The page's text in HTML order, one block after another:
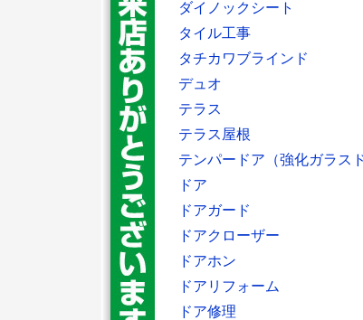
ダイノックシート
タイル工事
タチカワブラインド
デュオ
テラス
テラス屋根
テンパードア（強化ガラスド
ドア
ドアガード
ドアクローザー
ドアホン
ドアリフォーム
ドア修理